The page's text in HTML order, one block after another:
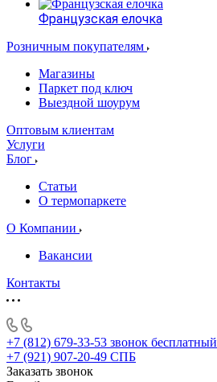
Французская елочка
Розничным покупателям
Магазины
Паркет под ключ
Выездной шоурум
Оптовым клиентам
Услуги
Блог
Статьи
О термопаркете
О Компании
Вакансии
Контакты
+7 (812) 679-33-53 звонок бесплатный
+7 (921) 907-20-49 СПБ
Заказать звонок